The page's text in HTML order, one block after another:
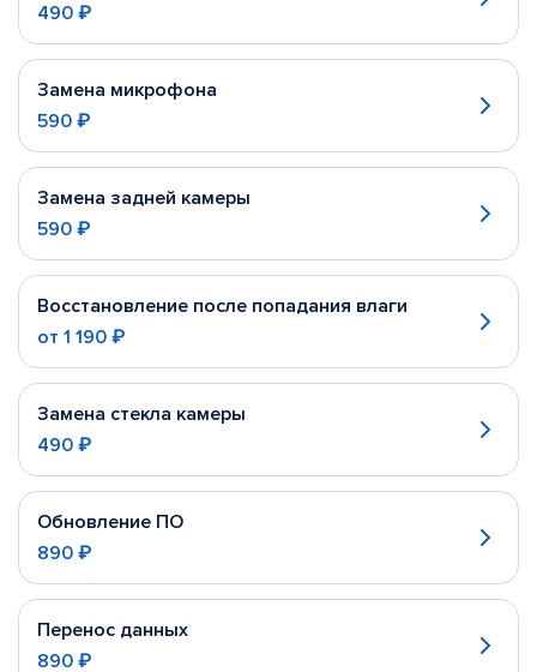
490 ₽
Замена микрофона
590 ₽
Замена задней камеры
590 ₽
Восстановление после попадания влаги
от 1 190 ₽
Замена стекла камеры
490 ₽
Обновление ПО
890 ₽
Перенос данных
890 ₽